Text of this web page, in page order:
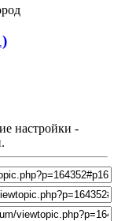
настройки -